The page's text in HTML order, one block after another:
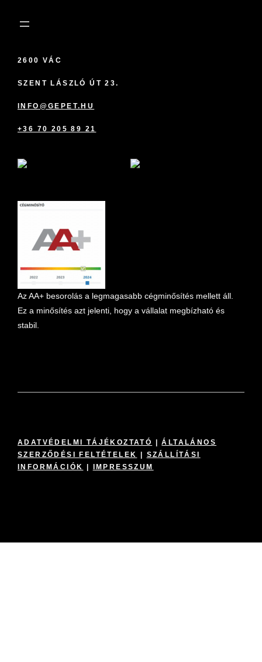
2600 VÁC
SZENT LÁSZLÓ ÚT 23.
INFO@GEPET.HU
+36 70 205 89 21
Az AA+ besorolás a legmagasabb cégminősítés mellett áll.
Ez a minősítés azt jelenti, hogy a vállalat megbízható és
stabil.
ADATVÉDELMI TÁJÉKOZTATÓ |ÁLTALÁNOS
SZERZŐDÉSI FELTÉTELEK
SZÁLLÍTÁSI
INFORMÁCIÓK
IMPRESSZUM